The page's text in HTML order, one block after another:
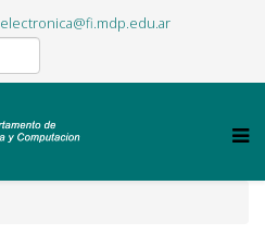
electronica@fi.mdp.edu.ar